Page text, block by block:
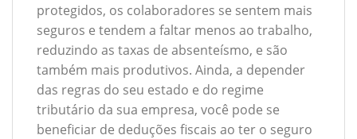
protegidos, os colaboradores se sentem mais
seguros e tendem a faltar menos ao trabalho,
reduzindo as taxas de absenteísmo, e são
também mais produtivos. Ainda, a depender
das regras do seu estado e do regime
tributário da sua empresa, você pode se
beneficiar de deduções fiscais ao ter o seguro